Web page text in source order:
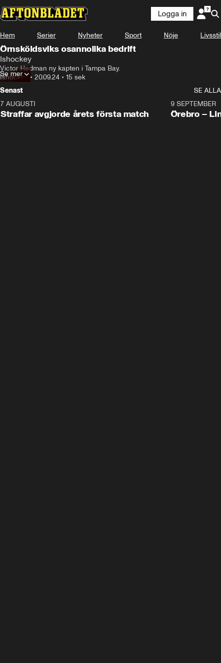
Logga in
Hem Serier Nyheter Sport Nöje Livsstil
Örnsköldsviks osannolika bedrift
Ishockey
Victor Hedman ny kapten i Tampa Bay.
Ishockey• 20.09.24 • 15 sek
Se mer
Senast
SE ALLA
7 AUGUSTI
Straffar avgjorde årets första match
Plus
9 SEPTEMBER
Örebro –